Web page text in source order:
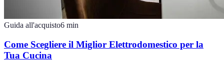
Guida all'acquisto6 min
Come Scegliere il Miglior Elettrodomestico per la
Tua Cucina